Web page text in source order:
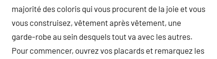
majorité des coloris qui vous procurent de la joie et vous
vous construisez, vêtement après vêtement, une
garde-robe au sein desquels tout va avec les autres.
Pour commencer, ouvrez vos placards et remarquez les